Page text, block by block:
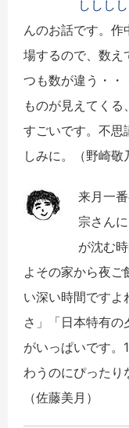
しししし
んのお話です。
場するので、数え
つも数が違う・・
ものが見えてくる
すごいです。不思
しみに。（野崎敬
来月一
宗さん
が沈む
よその家から夜
い深い時間ですよ
さ」「日本特有の
がいっぱいです。
わうのにぴったり
（佐藤美月）